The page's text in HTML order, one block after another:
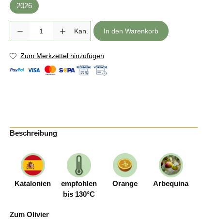
2026
Produkt Anzahl: Gib den gewünschten Wert ein oder benutze die
Kan. In den Warenkorb
Zum Merkzettel hinzufügen
Beschreibung
Katalonien
empfohlen
bis 130°C
Orange Arbequina
Zum Olivier